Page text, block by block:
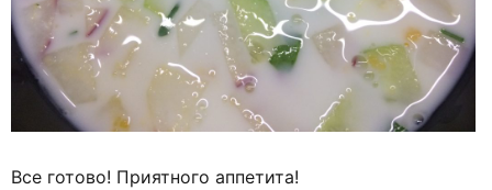
Все готово! Приятного аппетита!